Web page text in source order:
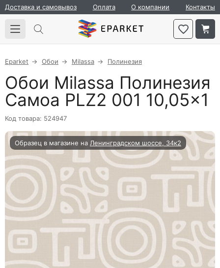
Доставка и самовывоз Оплата О компании Контакты
Eparket Обои Milassa Полинезия
Обои Milassa Полинезия
Самоа PLZ2 001 10,05×1
Код товара: 524947
Образец в магазине на Ленинградском шоссе, 34к2